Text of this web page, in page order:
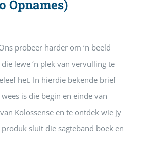
Opnames)
probeer harder om ‘n beeld
lewe ‘n plek van vervulling te
het. In hierdie bekende brief
is die begin en einde van
Kolossense en te ontdek wie jy
sluit die sagteband boek en